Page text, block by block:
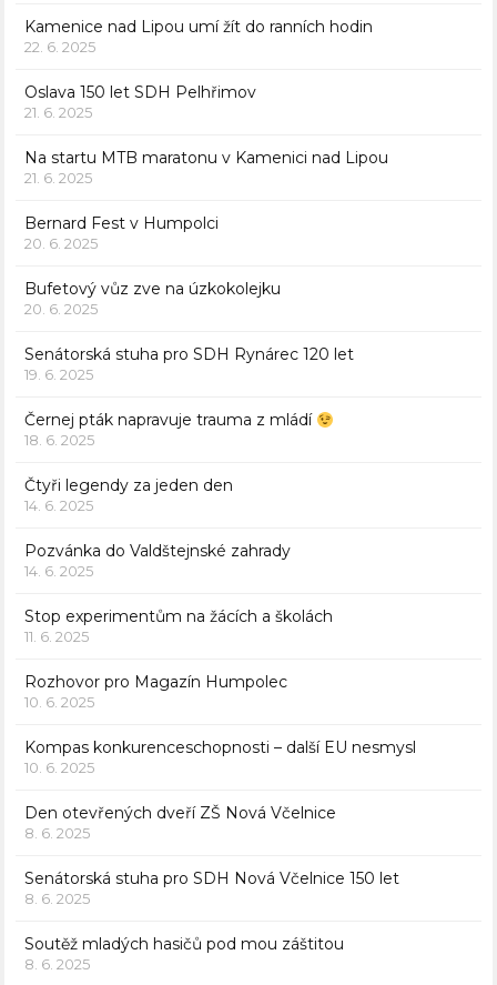
Kamenice nad Lipou umí žít do ranních hodin
22. 6. 2025
Oslava 150 let SDH Pelhřimov
21. 6. 2025
Na startu MTB maratonu v Kamenici nad Lipou
21. 6. 2025
Bernard Fest v Humpolci
20. 6. 2025
Bufetový vůz zve na úzkokolejku
20. 6. 2025
Senátorská stuha pro SDH Rynárec 120 let
19. 6. 2025
Černej pták napravuje trauma z mládí
18. 6. 2025
Čtyři legendy za jeden den
14. 6. 2025
Pozvánka do Valdštejnské zahrady
14. 6. 2025
Stop experimentům na žácích a školách
11. 6. 2025
Rozhovor pro Magazín Humpolec
10. 6. 2025
Kompas konkurenceschopnosti – další EU nesmysl
10. 6. 2025
Den otevřených dveří ZŠ Nová Včelnice
8. 6. 2025
Senátorská stuha pro SDH Nová Včelnice 150 let
8. 6. 2025
Soutěž mladých hasičů pod mou záštitou
8. 6. 2025